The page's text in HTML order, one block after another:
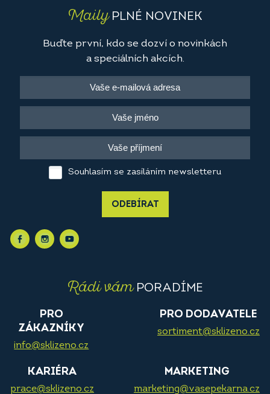
MailyPLNÉ NOVINEK
Buďte první, kdo se dozví o novinkách
a speciálních akcích.
Souhlasím se zasíláním newsletteru
ODEBÍRAT
Rádi vámPORADÍME
PRO
ZÁKAZNÍKY
info@sklizeno.cz
PRO DODAVATELE
sortiment@sklizeno.cz
KARIÉRA
prace@sklizeno.cz
MARKETING
marketing@vasepekarna.cz